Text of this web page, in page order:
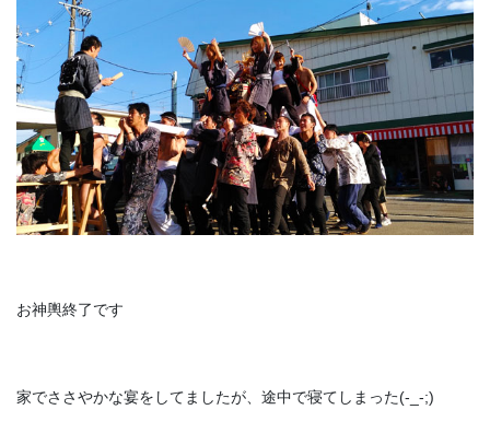
お神輿終了です
家でささやかな宴をしてましたが、途中で寝てしまった(-_-;)